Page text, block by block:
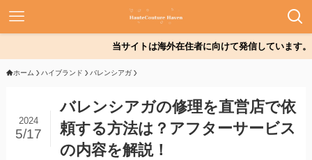
当サイトは海外在住者に向けて発信しています。
ホーム ハイブランド バレンシアガ
バレンシアガの修理を直営店で依
頼する方法は？アフターサービス
の内容を解説！
2024
5/17